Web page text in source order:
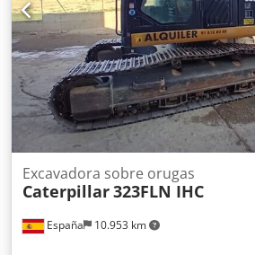
España 10.953 km
Excavadora sobre orugas
Caterpillar323FLN IHC